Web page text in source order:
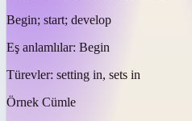
Begin; start; develop
Eş anlamlılar: Begin
Türevler: setting in, sets in
Örnek Cümle